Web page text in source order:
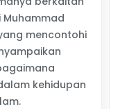
mencontohi
kehidupan